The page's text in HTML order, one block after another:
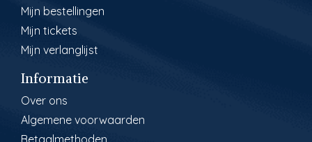
Mijn bestellingen
Mijn tickets
Mijn verlanglijst
Informatie
Over ons
Algemene voorwaarden
Betaalmethoden